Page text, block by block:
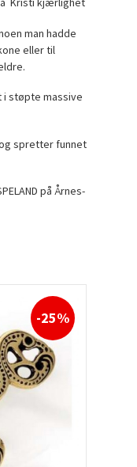
man hadde
eller til
i støpte massive
spretter funnet
på Årnes-
-25%